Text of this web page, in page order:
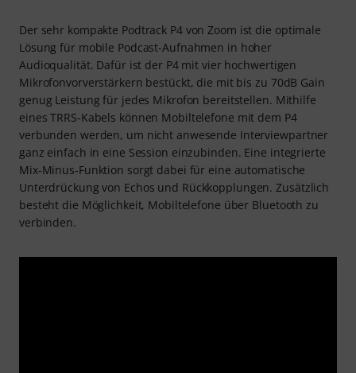
Der sehr kompakte Podtrack P4 von Zoom ist die optimale
Lösung für mobile Podcast-Aufnahmen in hoher
Audioqualität. Dafür ist der P4 mit vier hochwertigen
Mikrofonvorverstärkern bestückt, die mit bis zu 70dB Gain
genug Leistung für jedes Mikrofon bereitstellen. Mithilfe
eines TRRS-Kabels können Mobiltelefone mit dem P4
verbunden werden, um nicht anwesende Interviewpartner
ganz einfach in eine Session einzubinden. Eine integrierte
Mix-Minus-Funktion sorgt dabei für eine automatische
Unterdrückung von Echos und Rückkopplungen. Zusätzlich
besteht die Möglichkeit, Mobiltelefone über Bluetooth zu
verbinden.